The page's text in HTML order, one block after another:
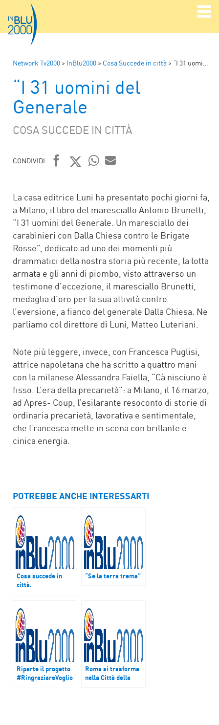
Network Tv2000 > InBlu2000 > Cosa Succede in città > “I 31 uomini del Generale
“I 31 uomini del
Generale
COSA SUCCEDE IN CITTÀ
CONDIVIDI:
La casa editrice Luni ha presentato pochi giorni fa,
a Milano, il libro del maresciallo Antonio Brunetti,
“I 31 uomini del Generale. Un maresciallo dei
carabinieri con Dalla Chiesa contro le Brigate
Rosse”, dedicato ad uno dei momenti più
drammatici della nostra storia più recente, la lotta
armata e gli anni di piombo, visto attraverso un
testimone d’eccezione, il maresciallo Brunetti,
medaglia d’oro per la sua attività contro
l’eversione, a fianco del generale Dalla Chiesa. Ne
parliamo col direttore di Luni, Matteo Luteriani.
Note più leggere, invece, con Francesca Puglisi,
attrice napoletana che ha scritto a quattro mani
con la milanese Alessandra Faiella, “Cà nisciuno è
fisso. L’era della precarietà”: a Milano, il 16 marzo,
ad Apres- Coup, l’esilarante resoconto di storie di
ordinaria precarietà, lavorativa e sentimentale,
che Francesca mette in scena con brillante e
cinica energia.
POTREBBE ANCHE INTERESSARTI
Cosa succede in
città.
del 21 febbraio 2018
“Se la terra trema”
Riparte il progetto
#RingraziareVoglio
Roma si trasforma
nella Città della